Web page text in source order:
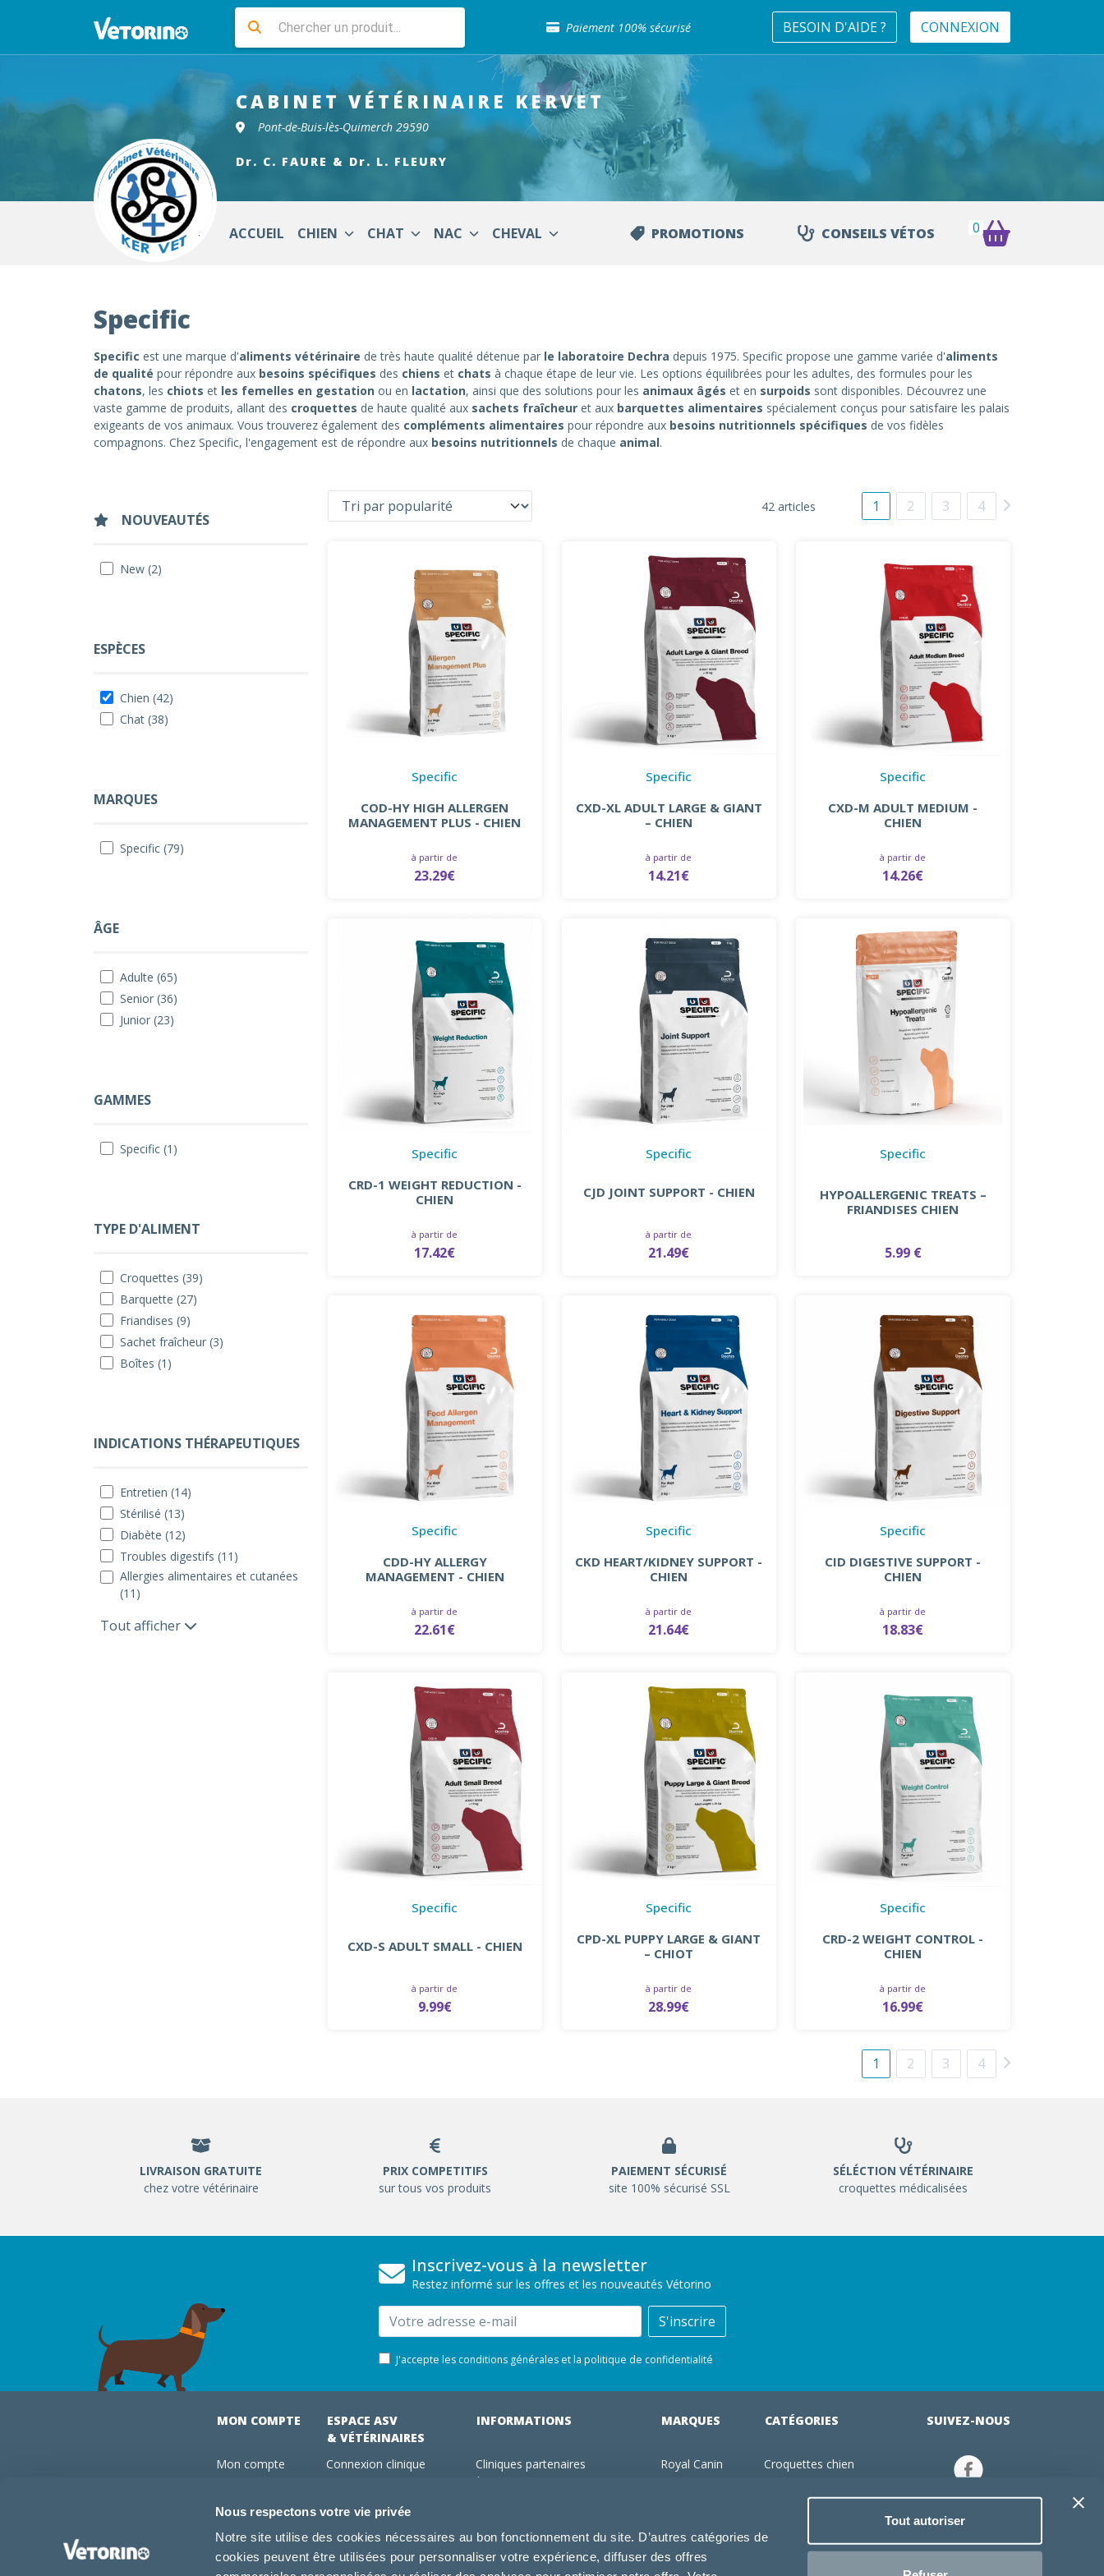
Nous respectons votre vie privée
Notre site utilise des cookies nécessaires au bon fonctionnement du site. D’autres catégories de
cookies peuvent être utilisées pour personnaliser votre expérience, diffuser des offres
Tout autoriser
Paiement 100% sécurisé
Retour gratuit en clinique
Sélection de croquettes vétérinaire
Paiement 100% sécurisé
Livraison gratuite en clinique vétérinaire
Retour gratuit en clinique
Sélection de croquettes vétérinaire
BESOIN D'AIDE ? CONNEXION
CABINET VÉTÉRINAIRE KERVET
Pont-de-Buis-lès-Quimerch 29590
Dr. C. FAURE & Dr. L. FLEURY
ACCUEIL CHIEN CHAT NAC CHEVAL PROMOTIONS CONSEILS VÉTOS 0
Specific
Specific est une marque d'aliments vétérinaire de très haute qualité détenue par le laboratoire Dechra depuis 1975. Specific propose une gamme variée d'aliments
de qualité pour répondre aux besoins spécifiques des chiens et chats à chaque étape de leur vie. Les options équilibrées pour les adultes, des formules pour les
chatons, les chiots et les femelles en gestation ou en lactation, ainsi que des solutions pour les animaux âgés et en surpoids sont disponibles. Découvrez une
vaste gamme de produits, allant des croquettes de haute qualité aux sachets fraîcheur et aux barquettes alimentaires spécialement conçus pour satisfaire les palais
exigeants de vos animaux. Vous trouverez également des compléments alimentaires pour répondre aux besoins nutritionnels spécifiques de vos fidèles
compagnons. Chez Specific, l'engagement est de répondre aux besoins nutritionnels de chaque animal.
NOUVEAUTÉS
New (2)
ESPÈCES
Chien (42)
Chat (38)
MARQUES
Specific (79)
ÂGE
Adulte (65)
Senior (36)
Junior (23)
GAMMES
Specific (1)
TYPE D'ALIMENT
Croquettes (39)
Barquette (27)
Friandises (9)
Sachet fraîcheur (3)
Boîtes (1)
INDICATIONS THÉRAPEUTIQUES
Entretien (14)
Stérilisé (13)
Diabète (12)
Troubles digestifs (11)
Allergies alimentaires et cutanées
(11)
Tout afficher
42 articles 1 2 3 4
Specific
COD-HY HIGH ALLERGEN
MANAGEMENT PLUS - CHIEN
à partir de
23.29€
Specific
CXD-XL ADULT LARGE & GIANT
– CHIEN
à partir de
14.21€
Specific
CXD-M ADULT MEDIUM -
CHIEN
à partir de
14.26€
Specific
CRD-1 WEIGHT REDUCTION -
CHIEN
à partir de
17.42€
Specific
CJD JOINT SUPPORT - CHIEN
à partir de
21.49€
Specific
HYPOALLERGENIC TREATS –
FRIANDISES CHIEN
5.99 €
Specific
CDD-HY ALLERGY
MANAGEMENT - CHIEN
à partir de
22.61€
Specific
CKD HEART/KIDNEY SUPPORT -
CHIEN
à partir de
21.64€
Specific
CID DIGESTIVE SUPPORT -
CHIEN
à partir de
18.83€
Specific
CXD-S ADULT SMALL - CHIEN
à partir de
9.99€
Specific
CPD-XL PUPPY LARGE & GIANT
– CHIOT
à partir de
28.99€
Specific
CRD-2 WEIGHT CONTROL -
CHIEN
à partir de
16.99€
1 2 3 4
LIVRAISON GRATUITE
chez votre vétérinaire
PRIX COMPETITIFS
sur tous vos produits
PAIEMENT SÉCURISÉ
site 100% sécurisé SSL
SÉLÉCTION VÉTÉRINAIRE
croquettes médicalisées
Inscrivez-vous à la newsletter
Restez informé sur les offres et les nouveautés Vétorino
Email S'inscrire
J'accepte les conditions générales et la politique de confidentialité
MON COMPTE
Mon compte
Conseils vétos
FAQ
ESPACE ASV
& VÉTÉRINAIRES
Connexion clinique
Devenir adhérent Vétorino
INFORMATIONS
Cliniques partenaires
Utilisation des cookies
Conditions générales d'utilisation
MARQUES
Royal Canin
Specific
Dechra
CATÉGORIES
Croquettes chien
Jouets chien
Produits vétérinaire chien
SUIVEZ-NOUS